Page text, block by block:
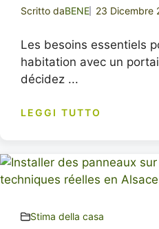
Scritto daBENE 23 Dicembre
Les besoins essentiels
habitation avec un
décidez ...
LEGGI TUTTO
Stima della casa